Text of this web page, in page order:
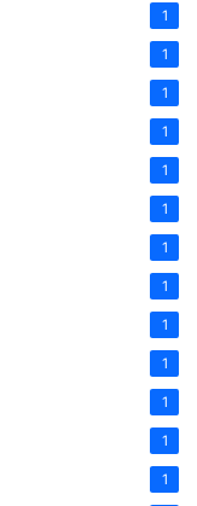
1
1
1
1
1
1
1
1
1
1
1
1
1